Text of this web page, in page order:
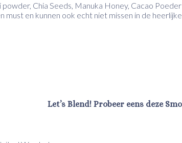
powder, Chia Seeds, Manuka Honey, Cacao
must en kunnen ook echt niet missen in de
Let’s Blend! Probeer eens deze